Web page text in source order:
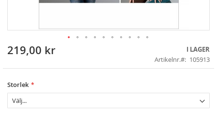
Skip
the
of
the
images
gallery
219,00 kr
I LAGER
Artikelnr.
105913
Storlek